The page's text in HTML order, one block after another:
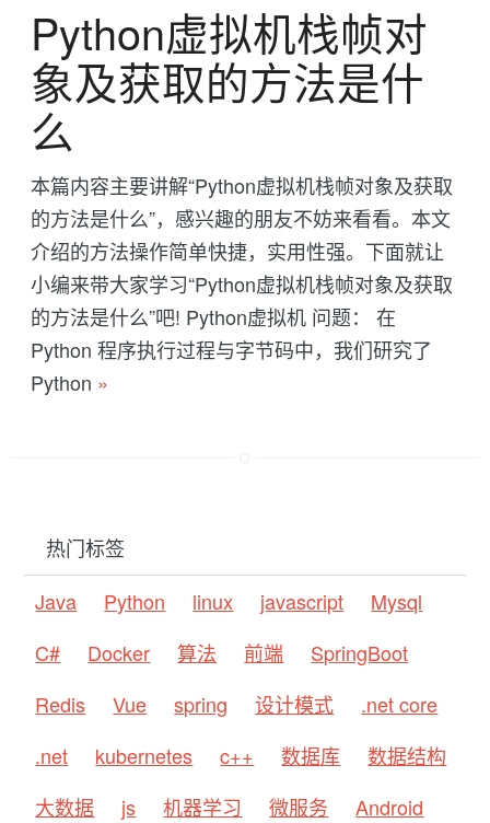
Python虚拟机栈帧对
象及获取的方法是什
么
本篇内容主要讲解“Python虚拟机栈帧对象及获取
的方法是什么”，感兴趣的朋友不妨来看看。本文
介绍的方法操作简单快捷，实用性强。下面就让
小编来带大家学习“Python虚拟机栈帧对象及获取
的方法是什么”吧! Python虚拟机 问题： 在
Python 程序执行过程与字节码中，我们研究了
Python »
热门标签
Java
Python linux javascript
Mysql
C#
Docker 算法 前端
SpringBoot
Redis
Vue spring 设计模式
.net core
.net
kubernetes c++ 数据库
数据结构
大数据
js 机器学习 微服务 Android